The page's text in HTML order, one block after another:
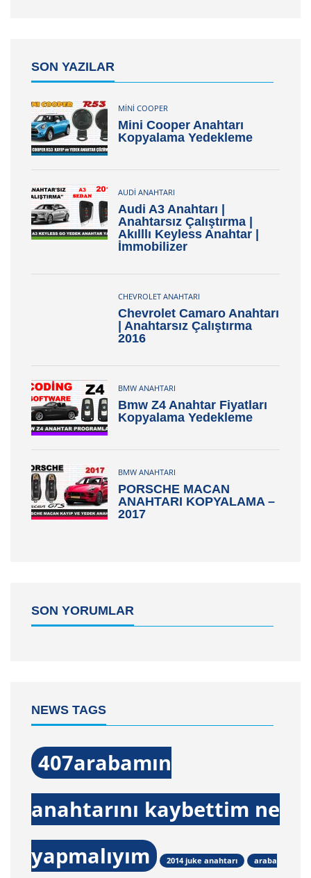
SON YAZILAR
MINI COOPER
Mini Cooper Anahtarı
Kopyalama Yedekleme
AUDI ANAHTARI
Audi A3 Anahtarı |
Anahtarsız Çalıştırma |
Akılllı Keyless Anahtar |
İmmobilizer
CHEVROLET ANAHTARI
Chevrolet Camaro Anahtarı
| Anahtarsız Çalıştırma
2016
BMW ANAHTARI
Bmw Z4 Anahtar Fiyatları
Kopyalama Yedekleme
BMW ANAHTARI
PORSCHE MACAN
ANAHTARI KOPYALAMA –
2017
SON YORUMLAR
NEWS TAGS
407arabamın
anahtarını kaybettim ne
yapmalıyım
2014 juke anahtarı araba